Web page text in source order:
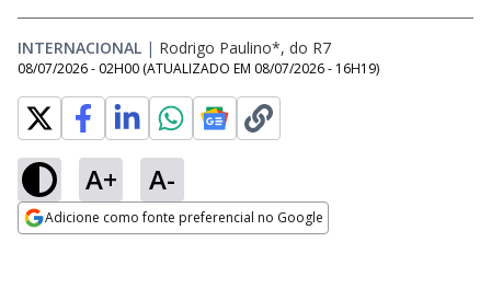
INTERNACIONAL | Rodrigo Paulino*, do R7
08/07/2026 - 02H00 (ATUALIZADO EM 08/07/2026 - 16H19)
A+ A-
Adicione como fonte preferencial no Google